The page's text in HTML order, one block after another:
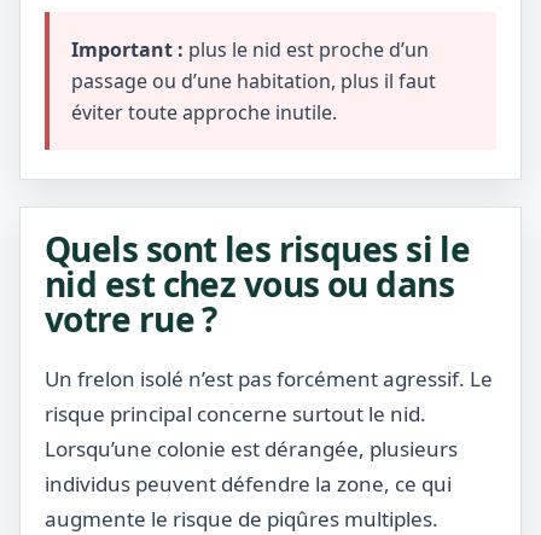
Important : plus le nid est proche d’un
passage ou d’une habitation, plus il faut
éviter toute approche inutile.
Quels sont les risques si le
nid est chez vous ou dans
votre rue ?
Un frelon isolé n’est pas forcément agressif. Le
risque principal concerne surtout le nid.
Lorsqu’une colonie est dérangée, plusieurs
individus peuvent défendre la zone, ce qui
augmente le risque de piqûres multiples.